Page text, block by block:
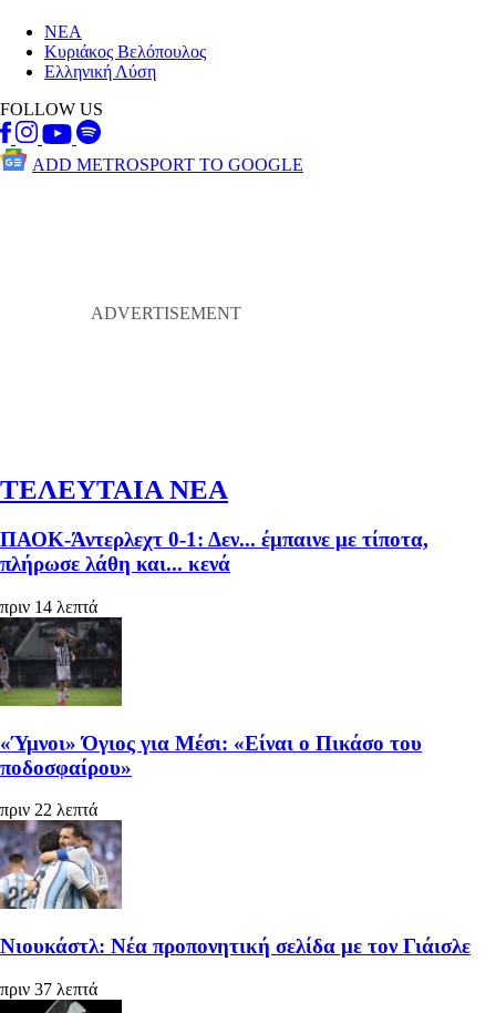
ΝΕΑ
Κυριάκος Βελόπουλος
Ελληνική Λύση
FOLLOW US
ADD METROSPORT TO GOOGLE
ΤΕΛΕΥΤΑΙΑ ΝΕΑ
ΠΑΟΚ-Άντερλεχτ 0-1: Δεν... έμπαινε με τίποτα,
πλήρωσε λάθη και... κενά
πριν 14 λεπτά
«Ύμνοι» Όγιος για Μέσι: «Είναι ο Πικάσο του
ποδοσφαίρου»
πριν 22 λεπτά
Νιουκάστλ: Νέα προπονητική σελίδα με τον Γιάισλε
πριν 37 λεπτά